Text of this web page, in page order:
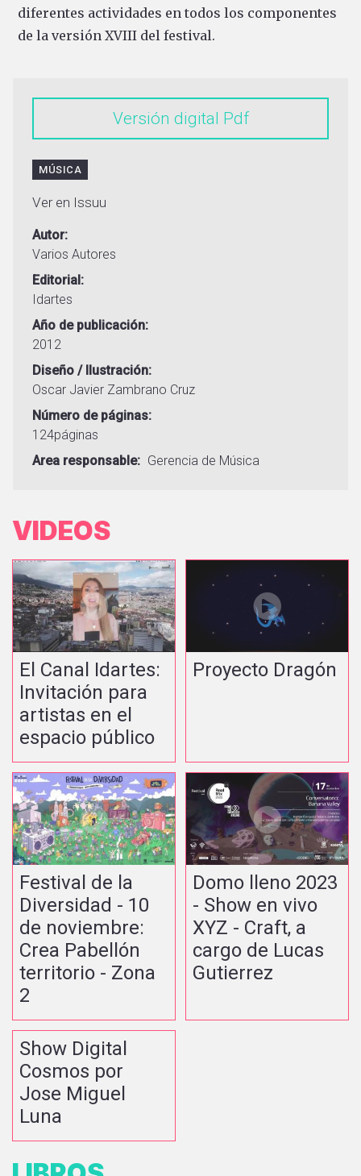
diferentes actividades en todos los componentes
de la versión XVIII del festival.
Versión digital
MÚSICA
Ver en Issuu
Autor
Varios Autores
Editorial
Idartes
Año de publicación
2012
Diseño / Ilustración
Oscar Javier Zambrano Cruz
Número de páginas
124páginas
Area responsable
Gerencia de Música
VIDEOS
El Canal Idartes:
Invitación para
artistas en el
espacio público
Proyecto Dragón
Festival de la
Diversidad - 10
de noviembre:
Crea Pabellón
territorio - Zona
2
Domo lleno 2023
- Show en vivo
XYZ - Craft, a
cargo de Lucas
Gutierrez
Show Digital
Cosmos por
Jose Miguel
Luna